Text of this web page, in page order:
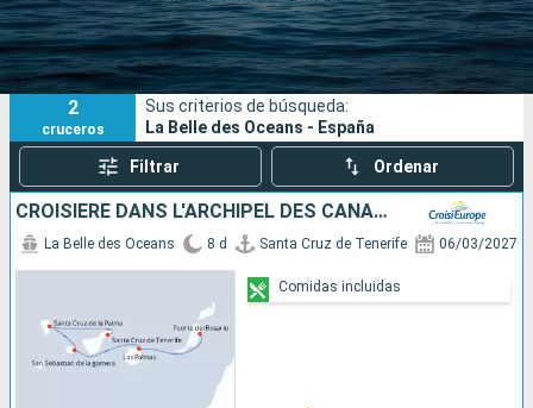
Fecha de salida
Puertos Compañías
Buscar
2
cruceros
Sus criterios de búsqueda:
La Belle des Oceans - España
Filtrar Ordenar
CROISIÈRE DANS L'ARCHIPEL DES CANARIES, LA DOUCEUR D'UN ÉTERNEL PRINTEMPS
La Belle des Oceans 8 d Santa Cruz de Tenerife 06/03/2027
Comidas incluidas